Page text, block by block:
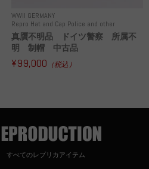
WWII GERMANY
Repro Hat and Cap Police and other
真贋不明品 ドイツ警察 所属不
明 制帽 中古品
¥99,000 （税込）
すべてのレプリカアイテム